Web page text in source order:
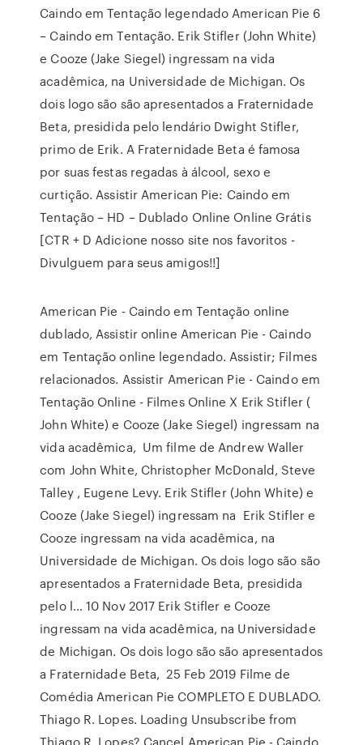
Caindo em Tentação legendado American Pie 6
– Caindo em Tentação. Erik Stifler (John White)
e Cooze (Jake Siegel) ingressam na vida
acadêmica, na Universidade de Michigan. Os
dois logo são são apresentados a Fraternidade
Beta, presidida pelo lendário Dwight Stifler,
primo de Erik. A Fraternidade Beta é famosa
por suas festas regadas à álcool, sexo e
curtição. Assistir American Pie: Caindo em
Tentação – HD – Dublado Online Online Grátis
[CTR + D Adicione nosso site nos favoritos -
Divulguem para seus amigos!!]
American Pie - Caindo em Tentação online
dublado, Assistir online American Pie - Caindo
em Tentação online legendado. Assistir; Filmes
relacionados. Assistir American Pie - Caindo em
Tentação Online - Filmes Online X Erik Stifler (
John White) e Cooze (Jake Siegel) ingressam na
vida acadêmica, Um filme de Andrew Waller
com John White, Christopher McDonald, Steve
Talley , Eugene Levy. Erik Stifler (John White) e
Cooze (Jake Siegel) ingressam na Erik Stifler e
Cooze ingressam na vida acadêmica, na
Universidade de Michigan. Os dois logo são são
apresentados a Fraternidade Beta, presidida
pelo l… 10 Nov 2017 Erik Stifler e Cooze
ingressam na vida acadêmica, na Universidade
de Michigan. Os dois logo são são apresentados
a Fraternidade Beta, 25 Feb 2019 Filme de
Comédia American Pie COMPLETO E DUBLADO.
Thiago R. Lopes. Loading Unsubscribe from
Thiago R. Lopes? Cancel American Pie - Caindo